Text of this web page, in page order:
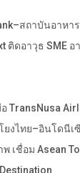
สถาบันอาหา
ติดอาวุธ SME
TransNusa
ยงไทย–อินโดนี
เชื่อม Asean